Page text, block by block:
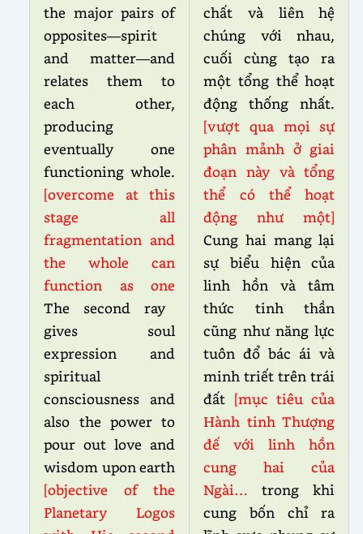
the major pairs of
opposites—spirit
and matter—and
relates them to
each other,
producing
eventually one
functioning whole.
[overcome at this
stage all
fragmentation and
the whole can
function as one
The second ray
gives soul
expression and
spiritual
consciousness and
also the power to
pour out love and
wisdom upon earth
[objective of the
Planetary Logos
chất và liên hệ
chúng với nhau,
cuối cùng tạo ra
một tổng thể hoạt
động thống nhất.
[vượt qua mọi sự
phân mảnh ở giai
đoạn này và tổng
thể có thể hoạt
động như một]
Cung hai mang lại
sự biểu hiện của
linh hồn và tâm
thức tinh thần
cũng như năng lực
tuôn đổ bác ái và
minh triết trên trái
đất [mục tiêu của
Hành tinh Thượng
đế với linh hồn
cung hai của
Ngài…trong khi
cung bốn chỉ ra